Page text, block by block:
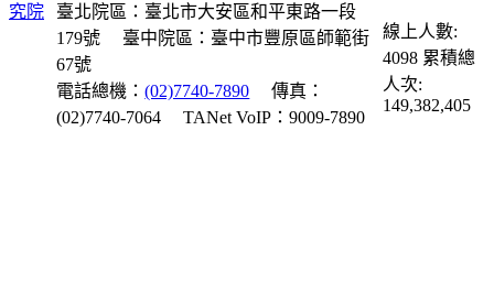
臺北院區：臺北市大安區和平東路一段
179號
臺中院區：臺中市豐原區師範街
67號
電話總機：(02)7740-7890
傳真：
(02)7740-7064
TANet VoIP：9009-7890
線上人數:
4098 累積總
人次:
149,382,405